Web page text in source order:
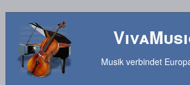
Musik verbindet